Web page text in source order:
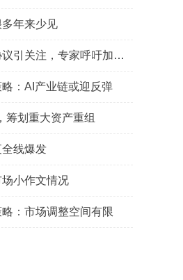
年来少见
新型股市对赌协议引关注，专家呼吁加强监管
：AI产业链或迎反弹
筹划重大资产重组
线爆发
小作文情况
：市场调整空间有限